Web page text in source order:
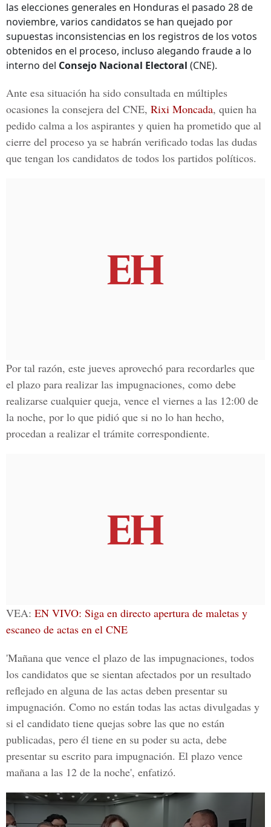
las elecciones generales en Honduras el pasado 28 de
noviembre, varios candidatos se han quejado por
supuestas inconsistencias en los registros de los votos
obtenidos en el proceso, incluso alegando fraude a lo
interno del Consejo Nacional Electoral (CNE).
Ante esa situación ha sido consultada en múltiples
ocasiones la consejera del CNE, Rixi Moncada, quien ha
pedido calma a los aspirantes y quien ha prometido que al
cierre del proceso ya se habrán verificado todas las dudas
que tengan los candidatos de todos los partidos políticos.
Por tal razón, este jueves aprovechó para recordarles que
el plazo para realizar las impugnaciones, como debe
realizarse cualquier queja, vence el viernes a las 12:00 de
la noche, por lo que pidió que si no lo han hecho,
procedan a realizar el trámite correspondiente.
VEA: EN VIVO: Siga en directo apertura de maletas y
escaneo de actas en el CNE
'Mañana que vence el plazo de las impugnaciones, todos
los candidatos que se sientan afectados por un resultado
reflejado en alguna de las actas deben presentar su
impugnación. Como no están todas las actas divulgadas y
si el candidato tiene quejas sobre las que no están
publicadas, pero él tiene en su poder su acta, debe
presentar su escrito para impugnación. El plazo vence
mañana a las 12 de la noche', enfatizó.